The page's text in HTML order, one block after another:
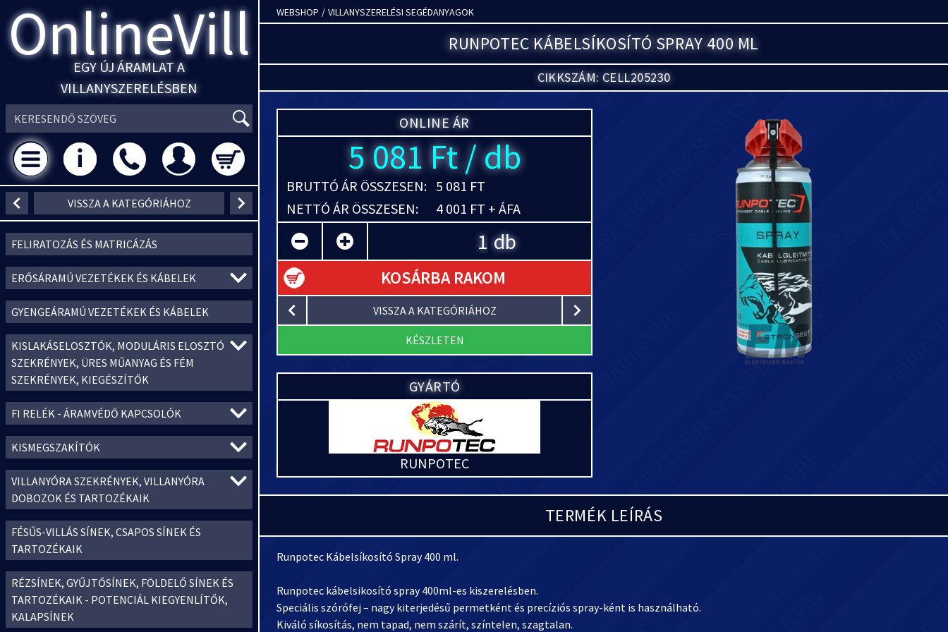
OnlineVill
EGY ÚJ ÁRAMLAT A
VILLANYSZERELÉSBEN
VISSZA A KATEGÓRIÁHOZ
FELIRATOZÁS ÉS MATRICÁZÁS
ERŐSÁRAMÚ VEZETÉKEK ÉS KÁBELEK
GYENGEÁRAMÚ VEZETÉKEK ÉS KÁBELEK
KISLAKÁSELOSZTÓK, MODULÁRIS ELOSZTÓ
SZEKRÉNYEK, ÜRES MŰANYAG ÉS FÉM
SZEKRÉNYEK, KIEGÉSZÍTŐK
FI RELÉK - ÁRAMVÉDŐ KAPCSOLÓK
KISMEGSZAKÍTÓK
VILLANYÓRA SZEKRÉNYEK, VILLANYÓRA
DOBOZOK ÉS TARTOZÉKAIK
FÉSŰS-VILLÁS SÍNEK, CSAPOS SÍNEK ÉS
TARTOZÉKAIK
RÉZSÍNEK, GYŰJTŐSÍNEK, FÖLDELŐ SÍNEK ÉS
TARTOZÉKAIK - POTENCIÁL KIEGYENLÍTŐK,
KALAPSÍNEK
WEBSHOP / VILLANYSZERELÉSI SEGÉDANYAGOK
RUNPOTEC KÁBELSÍKOSÍTÓ SPRAY 400 ML
CIKKSZÁM: CELL205230
ONLINE ÁR
5 081 Ft / db
BRUTTÓ ÁR ÖSSZESEN: 5 081 FT
NETTÓ ÁR ÖSSZESEN:
4 001 FT + ÁFA
db
KOSÁRBA RAKOM
VISSZA A KATEGÓRIÁHOZ
KÉSZLETEN
GYÁRTÓ
RUNPOTEC
TERMÉK LEÍRÁS
Runpotec Kábelsíkosító Spray 400 ml.
Runpotec kábelsikosító spray 400ml-es kiszerelésben.
Speciális szórófej – nagy kiterjedésű permetként és precíziós spray-ként is használható.
Kiváló síkosítás, nem tapad, nem szárít, színtelen, szagtalan.